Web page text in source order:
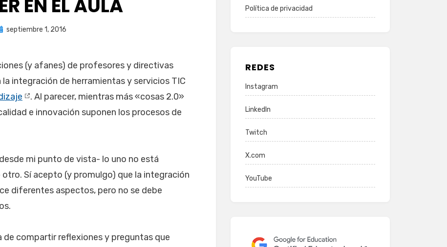
EN EL AULA
porjuancadotcom
septiembre 1, 2016
(y afanes) de profesores y directivas
integración de herramientas y servicios TIC
. Al parecer, mientras más «cosas 2.0»
e innovación suponen los procesos de
mi punto de vista- lo uno no está
Sí acepto (y promulgo) que la integración
diferentes aspectos, pero no se debe
de compartir reflexiones y preguntas que
Política de privacidad
REDES
Instagram
LinkedIn
Twitch
X.com
YouTube